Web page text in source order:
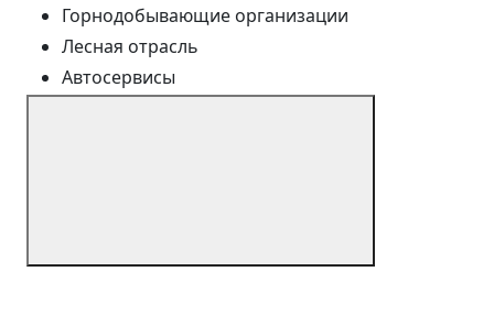
Горнодобывающие организации
Лесная отрасль
Автосервисы